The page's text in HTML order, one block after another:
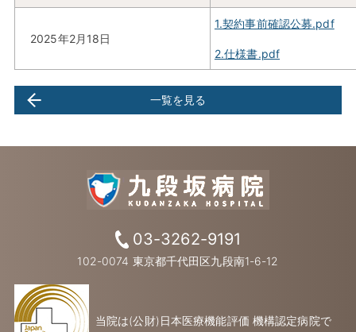
2025年2月18日
1.契約事前確認公募.pdf
2.仕様書.pdf
一覧を見る
03-3262-9191
102-0074 東京都千代田区九段南1-6-12
当院は(公財)日本医療機能評価 機構認定病院で